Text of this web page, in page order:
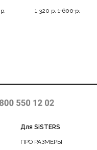
17-18
р.
1 320 р. 1 600 р.
Для SiSTERS
ПРО РАЗМЕРЫ